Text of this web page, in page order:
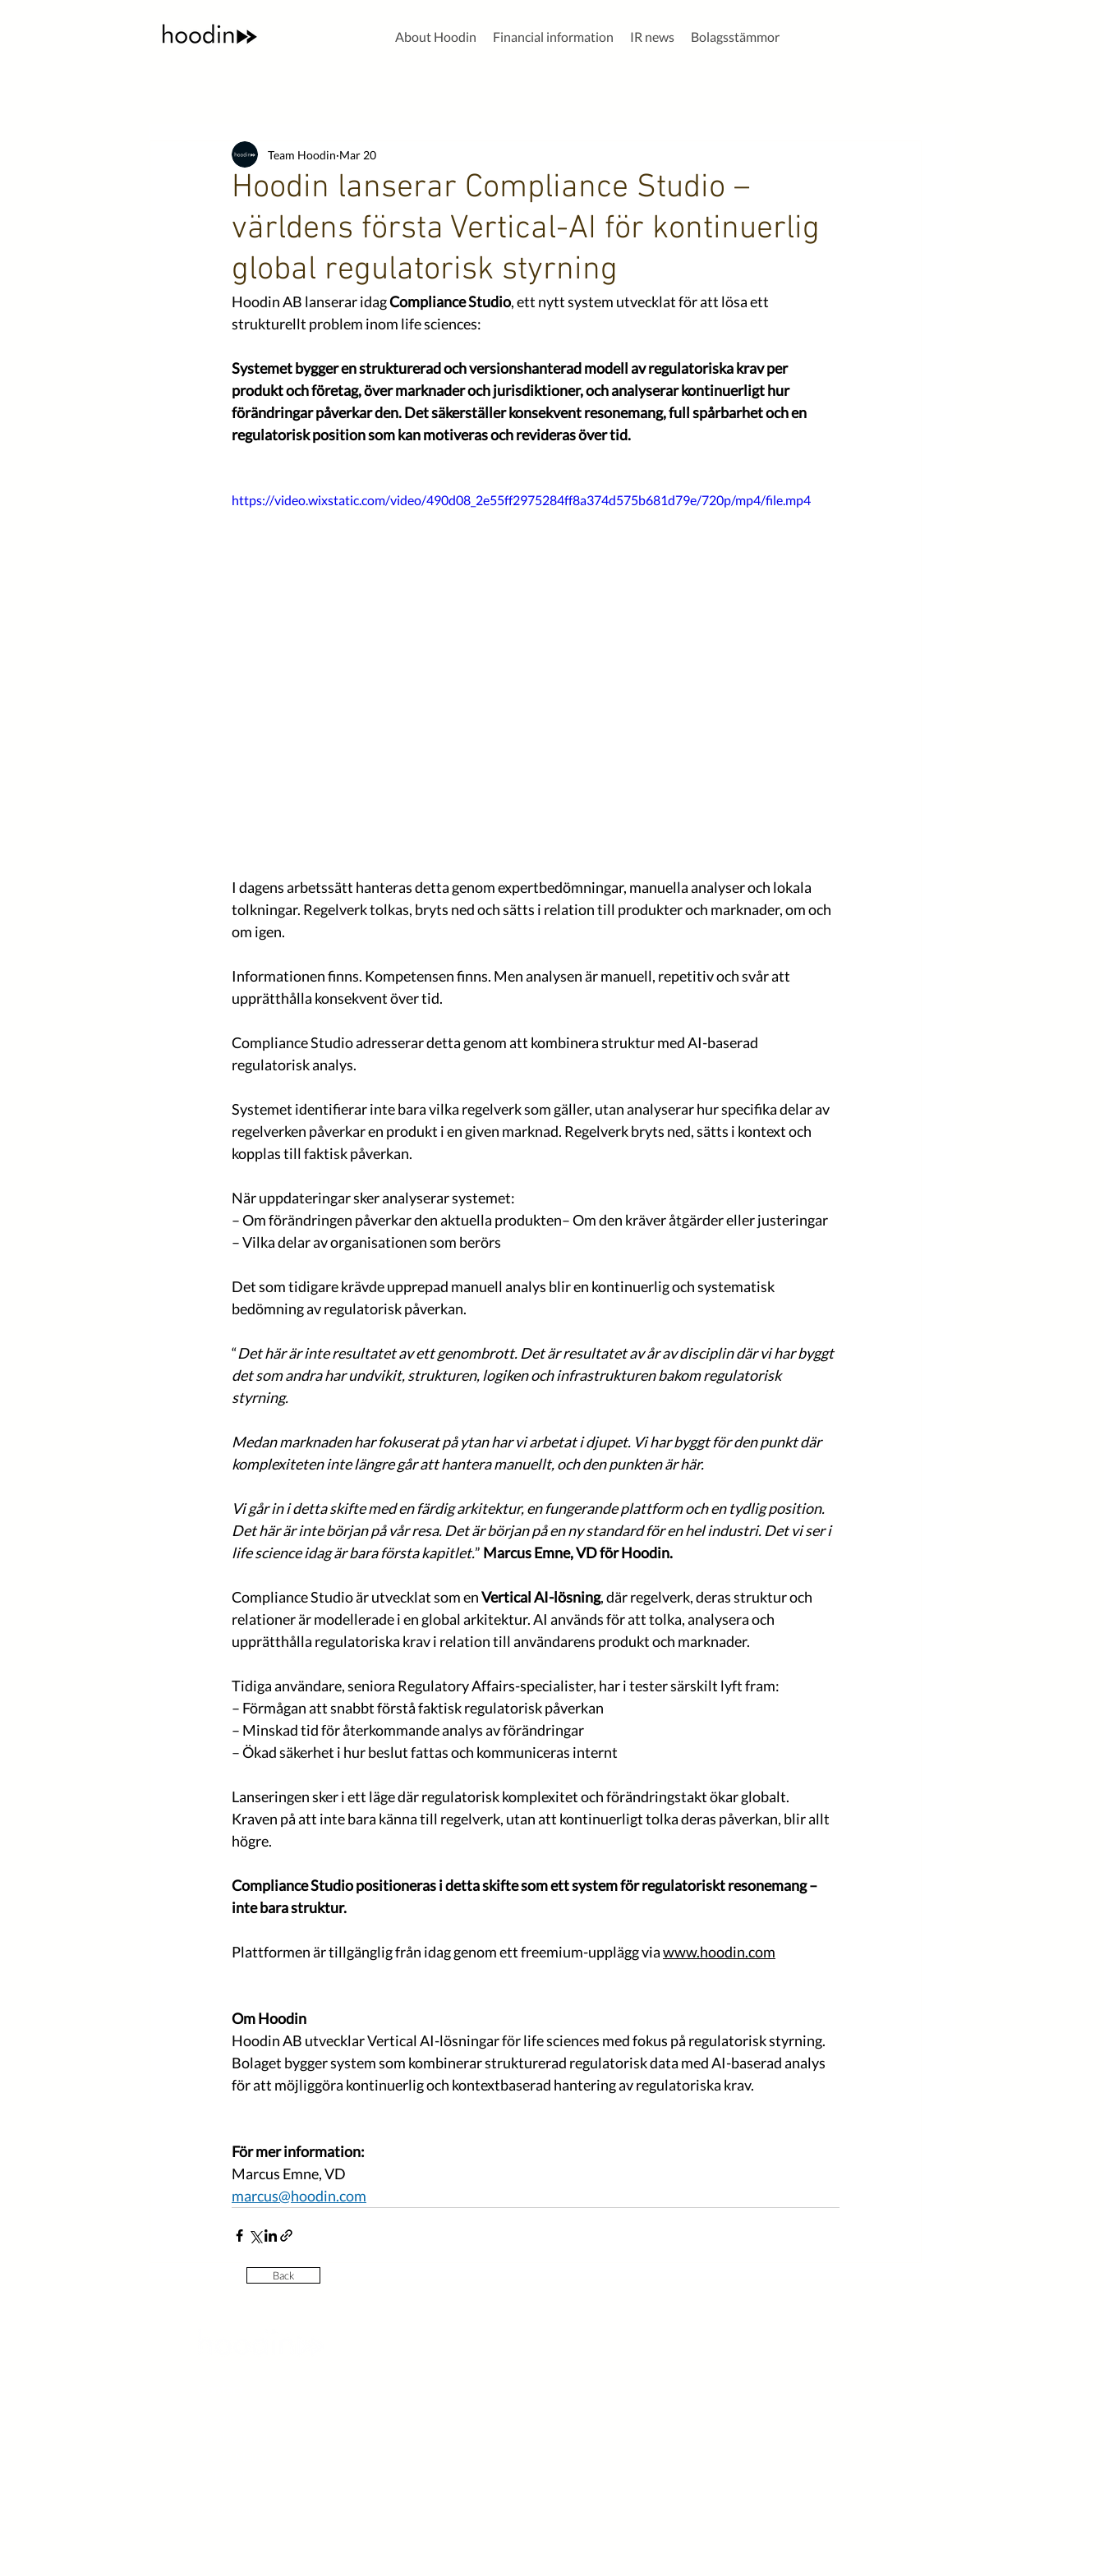
About Hoodin Financial information IR news Bolagsstämmor
Hoodin lanserar Compliance Studio –
världens första Vertical-AI för kontinuerlig
global regulatorisk styrning
Team Hoodin Mar 20
Hoodin AB lanserar idag Compliance Studio, ett nytt system utvecklat för att lösa ett
strukturellt problem inom life sciences:
Systemet bygger en strukturerad och versionshanterad modell av regulatoriska krav per
produkt och företag, över marknader och jurisdiktioner, och analyserar kontinuerligt hur
förändringar påverkar den. Det säkerställer konsekvent resonemang, full spårbarhet och en
regulatorisk position som kan motiveras och revideras över tid.
https://video.wixstatic.com/video/490d08_2e55ff2975284ff8a374d575b681d79e/720p/mp4/file.mp4
I dagens arbetssätt hanteras detta genom expertbedömningar, manuella analyser och lokala
tolkningar. Regelverk tolkas, bryts ned och sätts i relation till produkter och marknader, om och
om igen.
Informationen finns. Kompetensen finns. Men analysen är manuell, repetitiv och svår att
upprätthålla konsekvent över tid.
Compliance Studio adresserar detta genom att kombinera struktur med AI-baserad
regulatorisk analys.
Systemet identifierar inte bara vilka regelverk som gäller, utan analyserar hur specifika delar av
regelverken påverkar en produkt i en given marknad. Regelverk bryts ned, sätts i kontext och
kopplas till faktisk påverkan.
När uppdateringar sker analyserar systemet:
– Om förändringen påverkar den aktuella produkten– Om den kräver åtgärder eller justeringar
– Vilka delar av organisationen som berörs
Det som tidigare krävde upprepad manuell analys blir en kontinuerlig och systematisk
bedömning av regulatorisk påverkan.
“Det här är inte resultatet av ett genombrott. Det är resultatet av år av disciplin där vi har byggt
det som andra har undvikit, strukturen, logiken och infrastrukturen bakom regulatorisk
styrning.
Medan marknaden har fokuserat på ytan har vi arbetat i djupet. Vi har byggt för den punkt där
komplexiteten inte längre går att hantera manuellt, och den punkten är här.
Vi går in i detta skifte med en färdig arkitektur, en fungerande plattform och en tydlig position.
Det här är inte början på vår resa. Det är början på en ny standard för en hel industri. Det vi ser i
life science idag är bara första kapitlet.” Marcus Emne, VD för Hoodin.
Compliance Studio är utvecklat som en Vertical AI-lösning, där regelverk, deras struktur och
relationer är modellerade i en global arkitektur. AI används för att tolka, analysera och
upprätthålla regulatoriska krav i relation till användarens produkt och marknader.
Tidiga användare, seniora Regulatory Affairs-specialister, har i tester särskilt lyft fram:
– Förmågan att snabbt förstå faktisk regulatorisk påverkan
– Minskad tid för återkommande analys av förändringar
– Ökad säkerhet i hur beslut fattas och kommuniceras internt
Lanseringen sker i ett läge där regulatorisk komplexitet och förändringstakt ökar globalt.
Kraven på att inte bara känna till regelverk, utan att kontinuerligt tolka deras påverkan, blir allt
högre.
Compliance Studio positioneras i detta skifte som ett system för regulatoriskt resonemang –
inte bara struktur.
Plattformen är tillgänglig från idag genom ett freemium-upplägg via www.hoodin.com
Om Hoodin
Hoodin AB utvecklar Vertical AI-lösningar för life sciences med fokus på regulatorisk styrning.
Bolaget bygger system som kombinerar strukturerad regulatorisk data med AI-baserad analys
för att möjliggöra kontinuerlig och kontextbaserad hantering av regulatoriska krav.
För mer information:
Marcus Emne, VD
marcus@hoodin.com
Back